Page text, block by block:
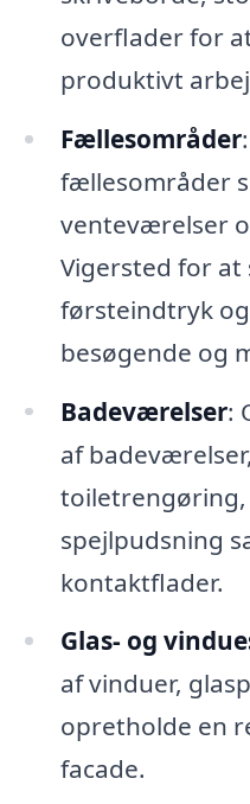
overflader for
produktivt
Fællesområder
fællesområder
venteværelser
Vigersted for
førsteindtryk
besøgende og
Badeværelser:
af
toiletrengøring,
spejlpudsning
kontaktflader.
Glas- og
af vinduer,
opretholde en
facade.